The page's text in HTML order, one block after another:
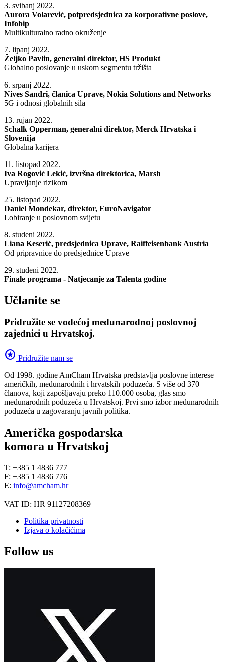
3. svibanj 2022.
Aurora Volarević, potpredsjednica za korporativne poslove,
Infobip
Multikulturalno radno okruženje
7. lipanj 2022.
Željko Pavlin, generalni direktor, HS Produkt
Globalno poslovanje u uskom segmentu tržišta
6. srpanj 2022.
Nives Sandri, članica Uprave, Nokia Solutions and Networks
5G i odnosi globalnih sila
13. rujan 2022.
Schalk Opperman, generalni direktor, Merck Hrvatska i
Slovenija
Globalna karijera
11. listopad 2022.
Iva Rogović Lekić, izvršna direktorica, Marsh
Upravljanje rizikom
25. listopad 2022.
Daniel Mondekar, direktor, EuroNavigator
Lobiranje u poslovnom svijetu
8. studeni 2022.
Liana Keserić, predsjednica Uprave, Raiffeisenbank Austria
Od pripravnice do predsjednice Uprave
29. studeni 2022.
Finale programa - Natjecanje za Talenta godine
Učlanite se
Pridružite se vodećoj međunarodnoj poslovnoj
zajednici u Hrvatskoj.
stars Pridružite nam se
Od 1998. godine AmCham Hrvatska predstavlja poslovne interese
američkih, međunarodnih i hrvatskih poduzeća. S više od 370
članova, koji zapošljavaju preko 110.000 osoba, glas smo
međunarodnih poduzeća u Hrvatskoj. Prvi smo izbor međunarodnih
poduzeća u zagovaranju javnih politika.
Američka gospodarska
komora u Hrvatskoj
T: +385 1 4836 777
F: +385 1 4836 776
E: info@amcham.hr
VAT ID: HR 91127208369
Politika privatnosti
Izjava o kolačićima
Follow us